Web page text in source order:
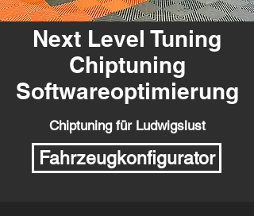
Next Level Tuning
Chiptuning
Softwareoptimierung
Chiptuning für Ludwigslust
Fahrzeugkonfigurator